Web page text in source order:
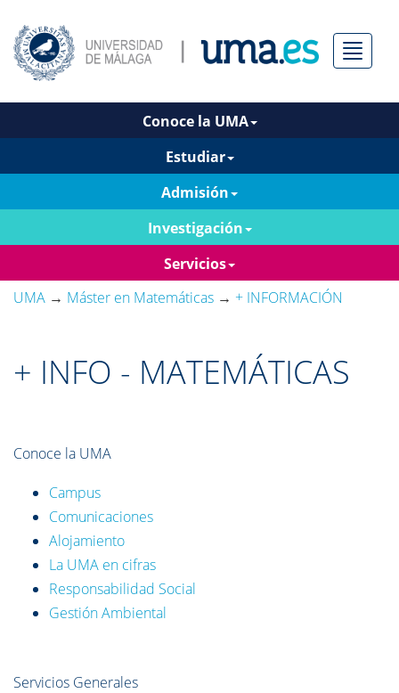
Menú
Conoce la UMA
Estudiar
Admisión
Investigación
Servicios
UMA → Máster en Matemáticas → + INFORMACIÓN
+ INFO - MATEMÁTICAS
Conoce la UMA
Campus
Comunicaciones
Alojamiento
La UMA en cifras
Responsabilidad Social
Gestión Ambiental
Servicios Generales